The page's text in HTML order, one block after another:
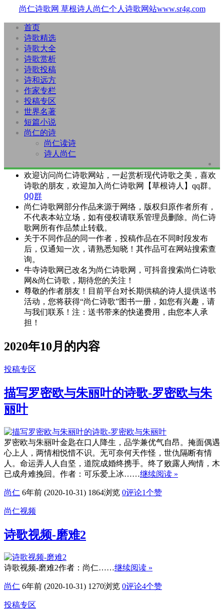
尚仁诗歌网 草根诗人尚仁个人诗歌网站www.sr4g.com
首页
诗歌精选
诗歌大全
诗歌赏析
诗歌投稿
诗和远方
作家专栏
投稿专区
世界名著
短篇小说
尚仁的诗
尚仁读诗
诗人尚仁
欢迎访问尚仁诗歌网站，一起赏析现代诗歌之美，喜欢
诗歌的朋友，欢迎加入尚仁诗歌网【草根诗人】qq群。
QQ群
尚仁诗歌网部分作品来源于网络，版权归原作者所有，
不代表本站立场，如有侵权请联系管理员删除。尚仁诗
歌网所有作品禁止转载。
关于不同作品的同一作者，投稿作品在不同时段发布
后，仅通知一次，请熟悉知晓！其作品可在网站搜索查
询。
牛寺诗歌网已改名为尚仁诗歌网，可抖音搜索尚仁诗歌
网&尚仁诗歌，期待您的关注！
尊敬的作者朋友！目前平台对长期供稿的诗人提供送书
活动，您将获得“尚仁诗歌”图书一册，如您有兴趣，请
与我们联系！注：送书带来的快递费用，由您本人承
担！
2020年10月的内容
投稿专区
描写罗密欧与朱丽叶的诗歌-罗密欧与朱
丽叶
罗密欧与朱丽叶金匙在口人降生，品学兼优气自昂。掩面偶遇
心上人，两情相悦惜不识。无可奈何天作怪，世仇隔断有情
人。命运弄人人自坚，道院成婚终携手。终了败露人殉情，木
已成舟难挽回。作者：可乐爱上冰……继续阅读 »
尚仁 6年前 (2020-10-31) 1864浏览 0评论1个赞
尚仁视频
诗歌视频-磨难2
诗歌视频-磨难2作者：尚仁……继续阅读 »
尚仁 6年前 (2020-10-31) 1270浏览 0评论4个赞
投稿专区